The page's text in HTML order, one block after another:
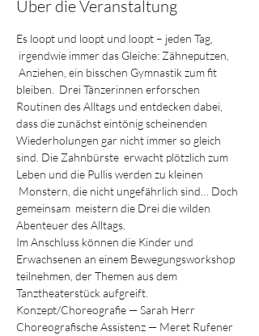
Über die Veranstaltung
Es loopt und loopt und loopt – jeden Tag,
irgendwie immer das Gleiche: Zähneputzen,
Anziehen, ein bisschen Gymnastik zum fit
bleiben.  Drei Tänzerinnen erforschen
Routinen des Alltags und entdecken dabei,
dass die zunächst eintönig scheinenden
Wiederholungen gar nicht immer so gleich
sind. Die Zahnbürste  erwacht plötzlich zum
Leben und die Pullis werden zu kleinen
Monstern, die nicht ungefährlich sind… Doch
gemeinsam  meistern die Drei die wilden
Abenteuer des Alltags.
Im Anschluss können die Kinder und
Erwachsenen an einem Bewegungsworkshop
teilnehmen, der Themen aus dem
Tanztheaterstück aufgreift.
Konzept/Choreografie — Sarah Herr
Choreografische Assistenz — Meret Rufener